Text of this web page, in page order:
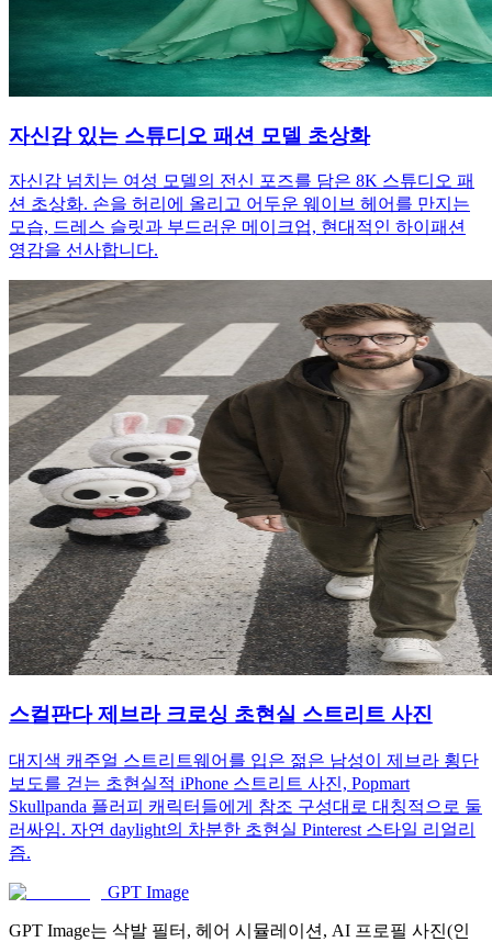
자신감 있는 스튜디오 패션 모델 초상화
자신감 넘치는 여성 모델의 전신 포즈를 담은 8K 스튜디오 패
션 초상화. 손을 허리에 올리고 어두운 웨이브 헤어를 만지는
모습, 드레스 슬릿과 부드러운 메이크업, 현대적인 하이패션
영감을 선사합니다.
스컬판다 제브라 크로싱 초현실 스트리트 사진
대지색 캐주얼 스트리트웨어를 입은 젊은 남성이 제브라 횡단
보도를 걷는 초현실적 iPhone 스트리트 사진, Popmart
Skullpanda 플러피 캐릭터들에게 참조 구성대로 대칭적으로 둘
러싸임. 자연 daylight의 차분한 초현실 Pinterest 스타일 리얼리
즘.
GPT Image
GPT Image는 삭발 필터, 헤어 시뮬레이션, AI 프로필 사진(인